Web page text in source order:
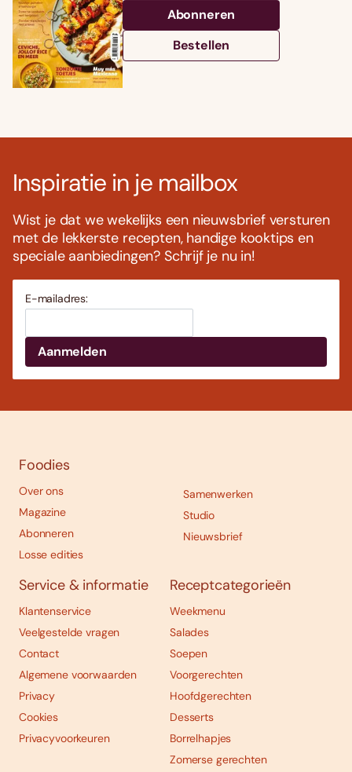
Abonneren
Bestellen
Inspiratie in je mailbox
Wist je dat we wekelijks een nieuwsbrief versturen
met de lekkerste recepten, handige kooktips en
speciale aanbiedingen? Schrijf je nu in!
E-mailadres:
Foodies
Over ons
Magazine
Abonneren
Losse edities
Samenwerken
Studio
Nieuwsbrief
Service & informatie
Klantenservice
Veelgestelde vragen
Contact
Algemene voorwaarden
Privacy
Cookies
Privacyvoorkeuren
Receptcategorieën
Weekmenu
Salades
Soepen
Voorgerechten
Hoofdgerechten
Desserts
Borrelhapjes
Zomerse gerechten